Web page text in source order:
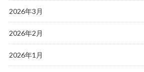
2026年3月
2026年2月
2026年1月